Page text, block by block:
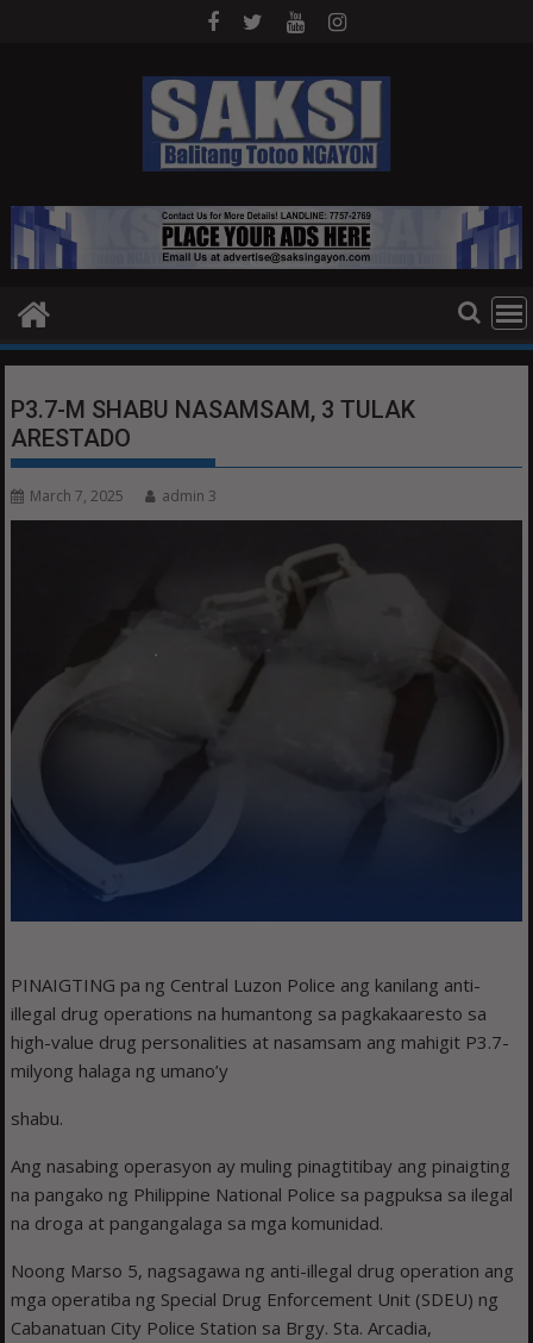
P3.7-M SHABU NASAMSAM, 3 TULAK
ARESTADO
March 7, 2025 admin 3
PINAIGTING pa ng Central Luzon Police ang kanilang anti-
illegal drug operations na humantong sa pagkakaaresto sa
high-value drug personalities at nasamsam ang mahigit P3.7-
milyong halaga ng umano’y
shabu.
Ang nasabing operasyon ay muling pinagtitibay ang pinaigting
na pangako ng Philippine National Police sa pagpuksa sa ilegal
na droga at pangangalaga sa mga komunidad.
Noong Marso 5, nagsagawa ng anti-illegal drug operation ang
mga operatiba ng Special Drug Enforcement Unit (SDEU) ng
Cabanatuan City Police Station sa Brgy. Sta. Arcadia,